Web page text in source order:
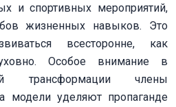
и спортивных мероприятий,
жизненных навыков. Это
всесторонне, как
Особое внимание в
трансформации члены
модели уделяют пропаганде